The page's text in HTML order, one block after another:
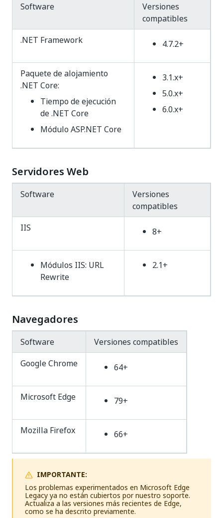
Software
Versiones
compatibles
.NET Framework
4.7.2+
Paquete de alojamiento
.NET Core:
Tiempo de ejecución
de .NET Core
Módulo ASP.NET Core
3.1.x+
5.0.x+
6.0.x+
Servidores Web
Software
Versiones
compatibles
IIS
8+
Módulos IIS: URL
Rewrite
2.1+
Navegadores
Software
Versiones compatibles
Google Chrome
64+
Microsoft Edge 79+
Mozilla Firefox 66+
IMPORTANTE:
Los problemas experimentados en Microsoft Edge
Legacy ya no están cubiertos por nuestro soporte.
Actualiza a las versiones más recientes de Edge,
como se ha descrito previamente.